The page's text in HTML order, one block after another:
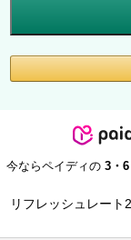
今ならペイディの 3・
リフレッシュレー